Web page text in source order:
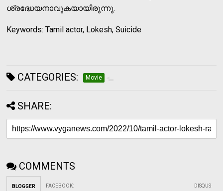
ശ്രദ്ധേയനാവുകയായിരുന്നു.
Keywords: Tamil actor, Lokesh, Suicide
CATEGORIES: Movie
SHARE:
COMMENTS
BLOGGER FACEBOOK: DISQUS